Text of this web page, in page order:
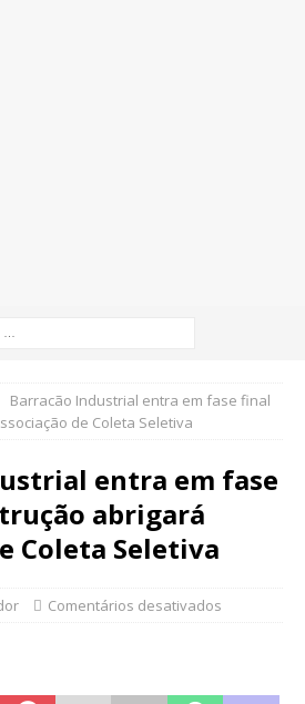
Barracão Industrial entra em fase final
de Coleta Seletiva
entra em fase
abrigará
Coleta Seletiva
Comentários desativados